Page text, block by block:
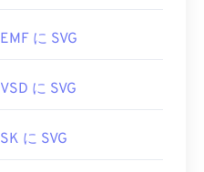
EMF に SVG
VSD に SVG
SK に SVG